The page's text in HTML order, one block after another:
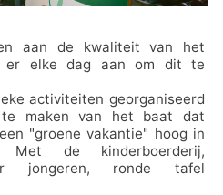
aan de kwaliteit van het
er elke dag aan om dit te
activiteiten georganiseerd
maken van het baat dat
"groene vakantie" hoog in
de kinderboerderij,
jongeren, ronde tafel